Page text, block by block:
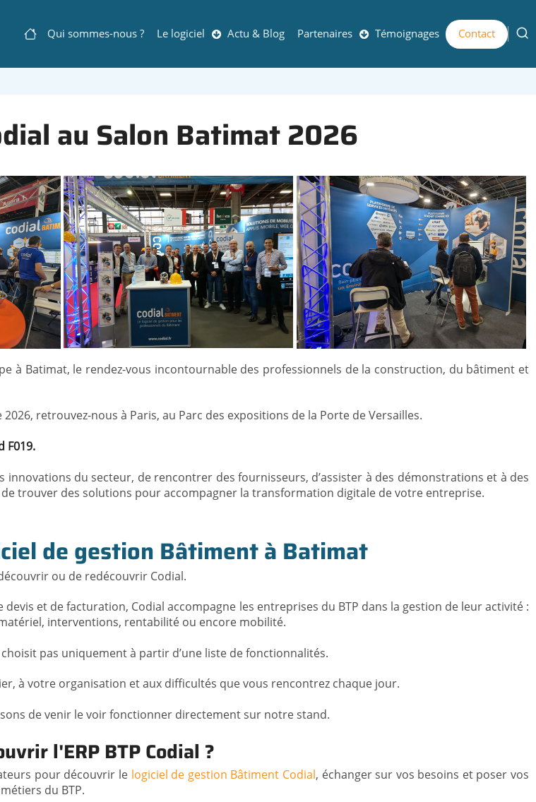
Navigation
Qui sommes-nous ? Le logiciel Actu & Blog Partenaires Témoignages Contact
au Salon Batimat 2026
à Batimat, le rendez-vous incontournable des professionnels de la construction, du bâtiment et
retrouvez-nous à Paris, au Parc des expositions de la Porte de Versailles.
F019.
innovations du secteur, de rencontrer des fournisseurs, d’assister à des démonstrations et à des
trouver des solutions pour accompagner la transformation digitale de votre entreprise.
de gestion Bâtiment à Batimat
ou de redécouvrir Codial.
devis et de facturation, Codial accompagne les entreprises du BTP dans la gestion de leur activité :
interventions, rentabilité ou encore mobilité.
pas uniquement à partir d’une liste de fonctionnalités.
à votre organisation et aux difficultés que vous rencontrez chaque jour.
de venir le voir fonctionner directement sur notre stand.
l'ERP BTP Codial ?
pour découvrir le logiciel de gestion Bâtiment Codial, échanger sur vos besoins et poser vos
du BTP.